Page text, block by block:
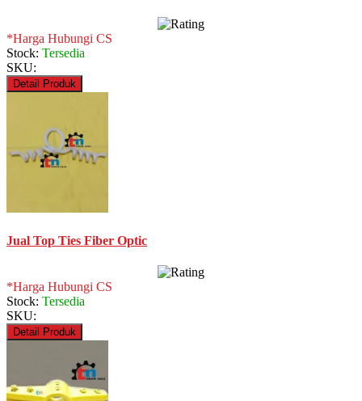
*Harga Hubungi CS
Stock: Tersedia
SKU:
Detail Produk
Jual Top Ties Fiber Optic
*Harga Hubungi CS
Stock: Tersedia
SKU:
Detail Produk